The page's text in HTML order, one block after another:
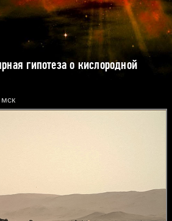
гипотеза о кислородной